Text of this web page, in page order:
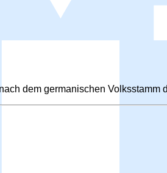
dem germanischen Volksstamm